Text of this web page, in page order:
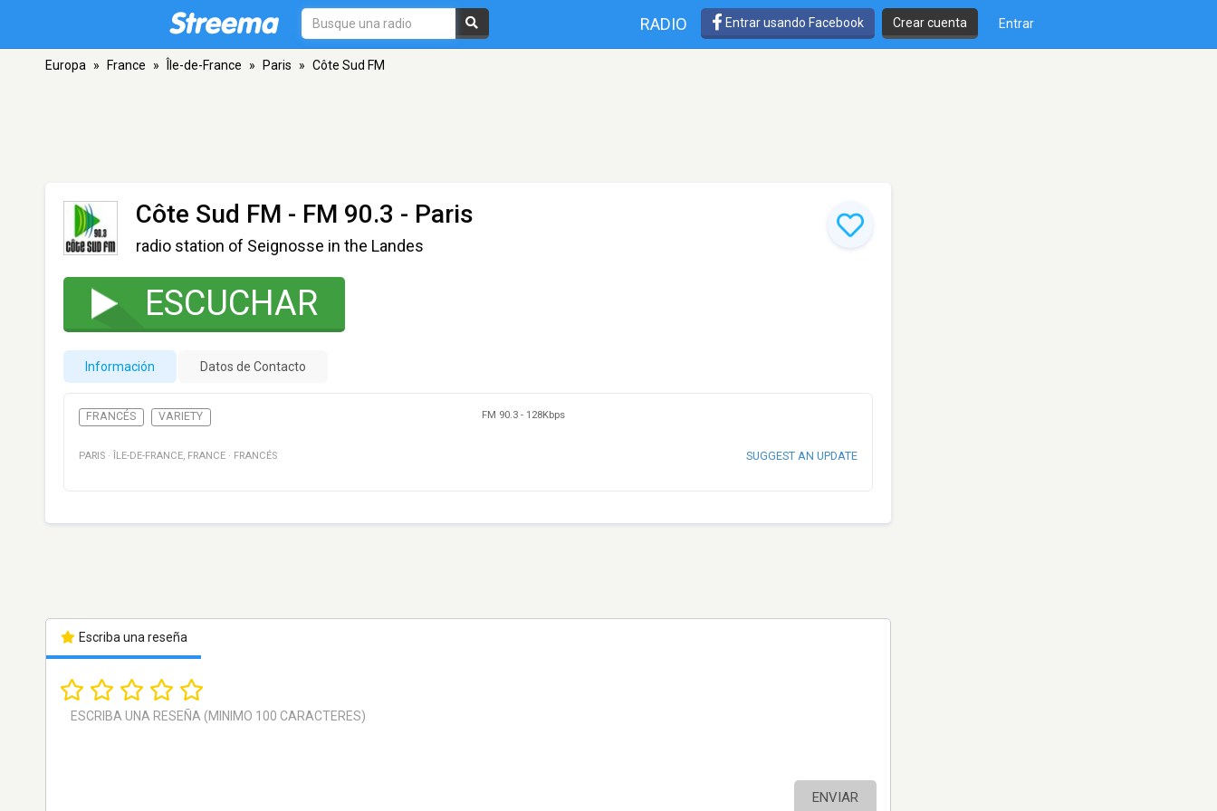
RADIO Entrar usando Facebook Crear cuenta Entrar
Europa » France » Île-de-France » Paris » Côte Sud FM
Côte Sud FM - FM 90.3 - Paris
radio station of Seignosse in the Landes
ESCUCHAR
Información Datos de Contacto
FRANCÉS VARIETY FM 90.3 - 128Kbps
PARIS · ÎLE-DE-FRANCE, FRANCE · FRANCÉS SUGGEST AN UPDATE
Escriba una reseña
ENVIAR